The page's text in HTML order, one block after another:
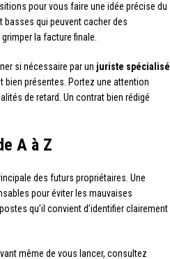
pour vous faire une idée précise du
qui peuvent cacher des
la facture finale.
si nécessaire par un juriste spécialisé
présentes. Portez une attention
de retard. Un contrat bien rédigé
A à Z
des futurs propriétaires. Une
pour éviter les mauvaises
qu’il convient d’identifier clairement
même de vous lancer, consultez